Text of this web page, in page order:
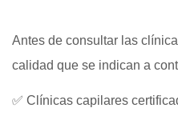
Antes de consultar las
calidad que se indican a
✅ Clínicas capilares